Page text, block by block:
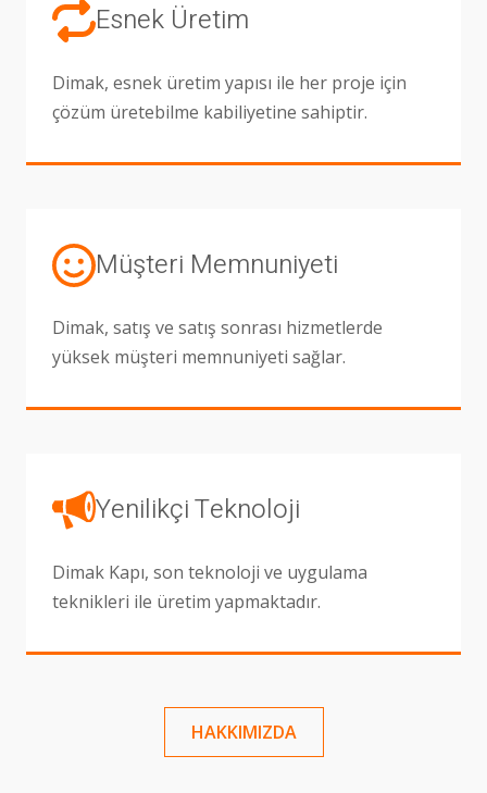
Esnek Üretim
Dimak, esnek üretim yapısı ile her proje için
çözüm üretebilme kabiliyetine sahiptir.
Müşteri Memnuniyeti
Dimak, satış ve satış sonrası hizmetlerde
yüksek müşteri memnuniyeti sağlar.
Yenilikçi Teknoloji
Dimak Kapı, son teknoloji ve uygulama
teknikleri ile üretim yapmaktadır.
HAKKIMIZDA